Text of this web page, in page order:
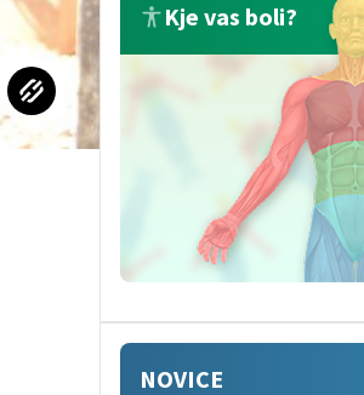
Kje vas boli?
NOVICE